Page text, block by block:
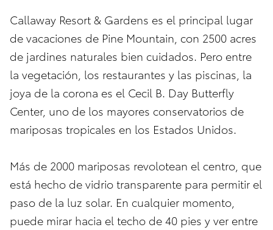
Callaway Resort & Gardens es el principal lugar
de vacaciones de Pine Mountain, con 2500 acres
de jardines naturales bien cuidados. Pero entre
la vegetación, los restaurantes y las piscinas, la
joya de la corona es el Cecil B. Day Butterfly
Center, uno de los mayores conservatorios de
mariposas tropicales en los Estados Unidos.
Más de 2000 mariposas revolotean el centro, que
está hecho de vidrio transparente para permitir el
paso de la luz solar. En cualquier momento,
puede mirar hacia el techo de 40 pies y ver entre